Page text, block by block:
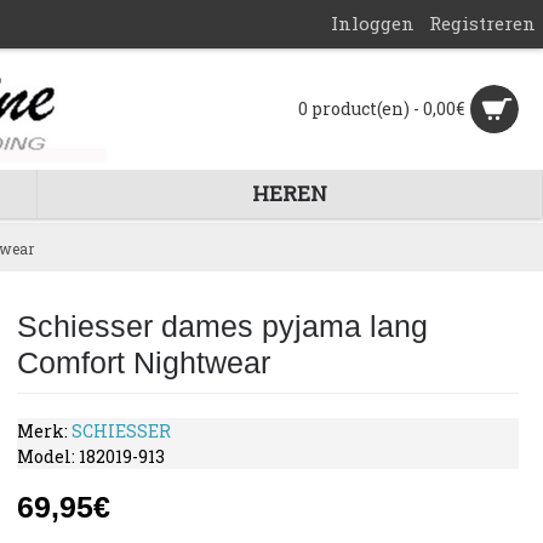
Inloggen Registreren
0 product(en) - 0,00€
HEREN
Schiesser dames pyjama lang
Comfort Nightwear
Merk:SCHIESSER
Model: 182019-913
69,95€